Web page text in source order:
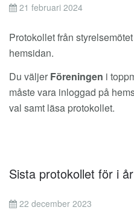
21 februari 2024
Protokollet från
hemsidan.
Du väljer Föreningen i
måste vara inloggad på
val samt läsa protokollet.
Sista protokollet för i år
22 december 2023